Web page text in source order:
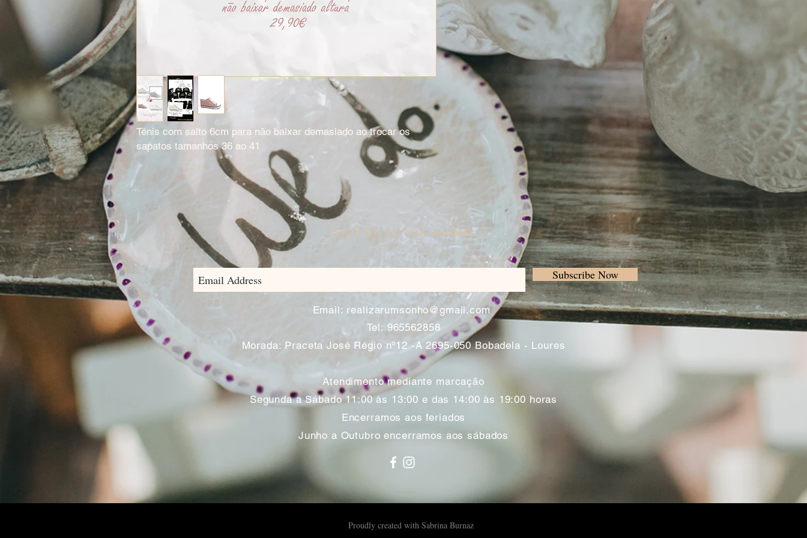
Ténis com salto 6cm para não baixar demasiado ao trocar os
sapatos tamanhos 36 ao 41
Sign up for our emails :)
Subscribe Now
Email: realizarumsonho@gmail.com
Tel: 965562858
Morada: Praceta José Régio nº12 -A 2695-050 Bobadela - Loures
Atendimento mediante marcação
Segunda a Sábado 11:00 às 13:00 e das 14:00 às 19:00 horas
Encerramos aos feriados
Junho a Outubro encerramos aos sábados
Proudly created with Sabrina Burnaz